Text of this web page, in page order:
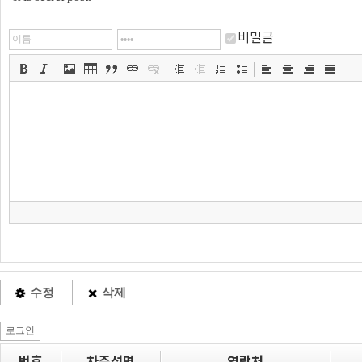
비밀글
수정 삭제
로그인